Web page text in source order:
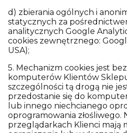
d) zbierania ogólnych i
statycznych za
analitycznych Google
cookies zewnętrznego:
USA);
5. Mechanizm cookies jest
komputerów Klientów
szczególności tą drogą nie
przedostanie się do
lub innego niechcianego
oprogramowania złośliwego.
przeglądarkach Klienci mają